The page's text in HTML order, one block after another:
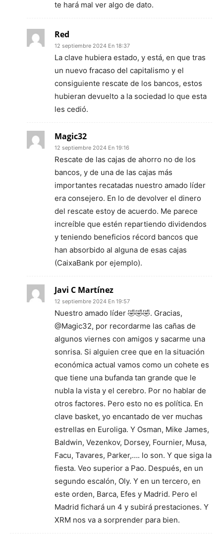
te hará mal ver algo de dato.
Red
12 septiembre 2024 En 18:37
La clave hubiera estado, y está, en que tras
un nuevo fracaso del capitalismo y el
consiguiente rescate de los bancos, estos
hubieran devuelto a la sociedad lo que esta
les cedió.
Magic32
12 septiembre 2024 En 19:16
Rescate de las cajas de ahorro no de los
bancos, y de una de las cajas más
importantes recatadas nuestro amado líder
era consejero. En lo de devolver el dinero
del rescate estoy de acuerdo. Me parece
increíble que estén repartiendo dividendos
y teniendo beneficios récord bancos que
han absorbido al alguna de esas cajas
(CaixaBank por ejemplo).
Javi C Martínez
12 septiembre 2024 En 19:57
Nuestro amado líder 🤣🤣🤣. Gracias,
@Magic32, por recordarme las cañas de
algunos viernes con amigos y sacarme una
sonrisa. Si alguien cree que en la situación
económica actual vamos como un cohete es
que tiene una bufanda tan grande que le
nubla la vista y el cerebro. Por no hablar de
otros factores. Pero esto no es política. En
clave basket, yo encantado de ver muchas
estrellas en Euroliga. Y Osman, Mike James,
Baldwin, Vezenkov, Dorsey, Fournier, Musa,
Facu, Tavares, Parker,…. lo son. Y que siga la
fiesta. Veo superior a Pao. Después, en un
segundo escalón, Oly. Y en un tercero, en
este orden, Barca, Efes y Madrid. Pero el
Madrid fichará un 4 y subirá prestaciones. Y
XRM nos va a sorprender para bien.